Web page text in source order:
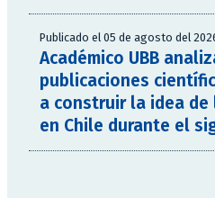
Publicado el 05 de agosto del
Académico UBB
publicaciones
a construir la idea de
en Chile durante el